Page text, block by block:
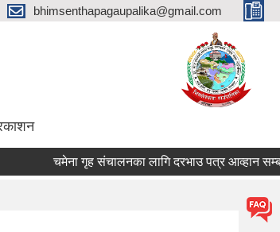
bhimsenthapagaupalika@gmail.com
चमेना गृह संचालनका लागि दरभाउ पत्र आव्हान